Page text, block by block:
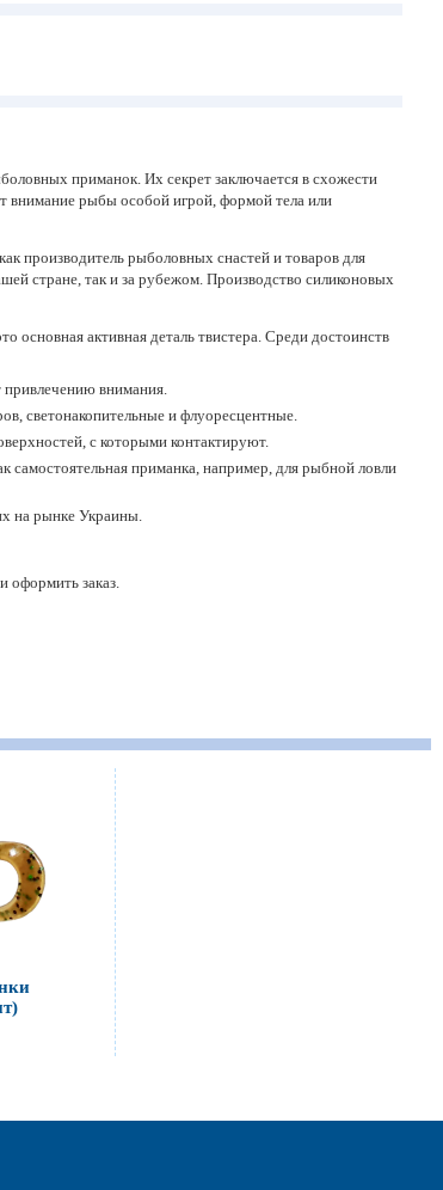
приманок. Их секрет заключается в схожести
внимание рыбы особой игрой, формой тела или
производитель рыболовных снастей и товаров для
стране, так и за рубежом. Производство силиконовых
активная деталь твистера. Среди достоинств
привлечению внимания.
светонакопительные и флуоресцентные.
с которыми контактируют.
самостоятельная приманка, например, для рыбной ловли
на рынке Украины.
оформить заказ.